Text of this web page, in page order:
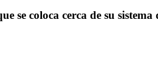
se coloca cerca de su sistema